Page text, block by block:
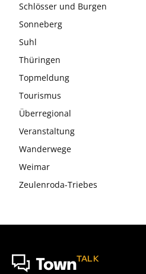
Schlösser und Burgen
Sonneberg
Suhl
Thüringen
Topmeldung
Tourismus
Überregional
Veranstaltung
Wanderwege
Weimar
Zeulenroda-Triebes
TownTALK